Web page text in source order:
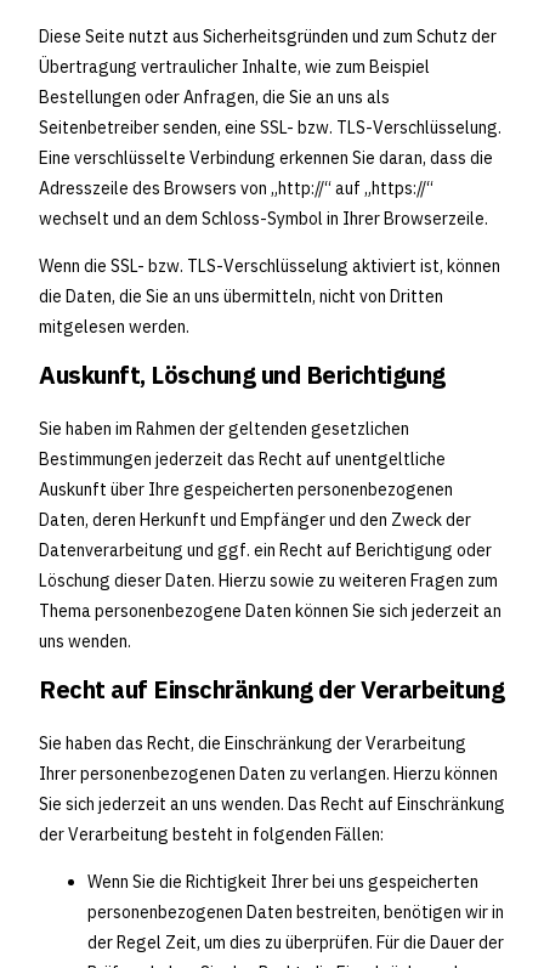
Diese Seite nutzt aus Sicherheitsgründen und zum Schutz der
Übertragung vertraulicher Inhalte, wie zum Beispiel
Bestellungen oder Anfragen, die Sie an uns als
Seitenbetreiber senden, eine SSL- bzw. TLS-Verschlüsselung.
Eine verschlüsselte Verbindung erkennen Sie daran, dass die
Adresszeile des Browsers von „http://“ auf „https://“
wechselt und an dem Schloss-Symbol in Ihrer Browserzeile.
Wenn die SSL- bzw. TLS-Verschlüsselung aktiviert ist, können
die Daten, die Sie an uns übermitteln, nicht von Dritten
mitgelesen werden.
Auskunft, Löschung und Berichtigung
Sie haben im Rahmen der geltenden gesetzlichen
Bestimmungen jederzeit das Recht auf unentgeltliche
Auskunft über Ihre gespeicherten personenbezogenen
Daten, deren Herkunft und Empfänger und den Zweck der
Datenverarbeitung und ggf. ein Recht auf Berichtigung oder
Löschung dieser Daten. Hierzu sowie zu weiteren Fragen zum
Thema personenbezogene Daten können Sie sich jederzeit an
uns wenden.
Recht auf Einschränkung der Verarbeitung
Sie haben das Recht, die Einschränkung der Verarbeitung
Ihrer personenbezogenen Daten zu verlangen. Hierzu können
Sie sich jederzeit an uns wenden. Das Recht auf Einschränkung
der Verarbeitung besteht in folgenden Fällen:
Wenn Sie die Richtigkeit Ihrer bei uns gespeicherten
personenbezogenen Daten bestreiten, benötigen wir in
der Regel Zeit, um dies zu überprüfen. Für die Dauer der